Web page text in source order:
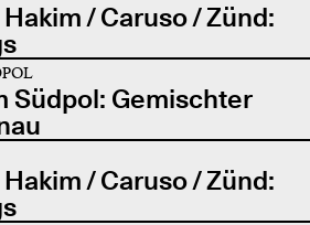
/ Caruso / Zünd:
Südpol: Gemischter
/ Caruso / Zünd: